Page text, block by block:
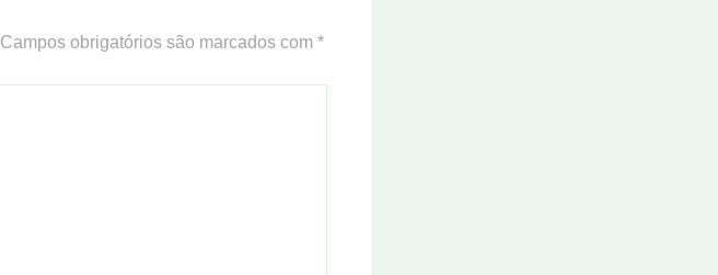
Campos obrigatórios são marcados com *